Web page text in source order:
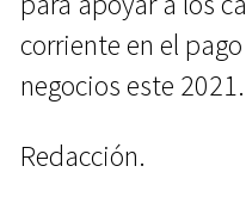
corriente en el
negocios este 2021.
Redacción.